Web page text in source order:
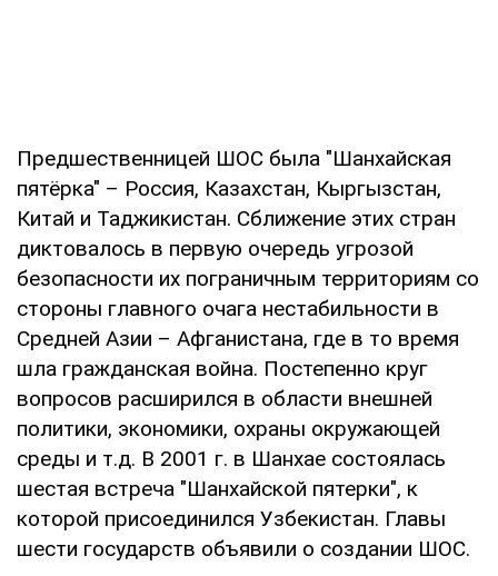
Предшественницей ШОС была "Шанхайская
пятёрка" – Россия, Казахстан, Кыргызстан,
Китай и Таджикистан. Сближение этих стран
диктовалось в первую очередь угрозой
безопасности их пограничным территориям со
стороны главного очага нестабильности в
Средней Азии – Афганистана, где в то время
шла гражданская война. Постепенно круг
вопросов расширился в области внешней
политики, экономики, охраны окружающей
среды и т.д. В 2001 г. в Шанхае состоялась
шестая встреча "Шанхайской пятерки", к
которой присоединился Узбекистан. Главы
шести государств объявили о создании ШОС.